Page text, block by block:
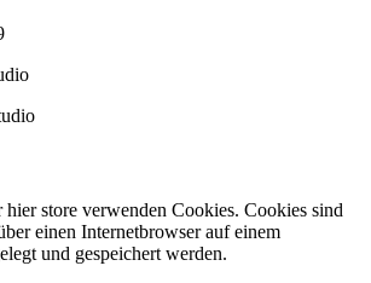
hier store verwenden Cookies. Cookies sind
einen Internetbrowser auf einem
und gespeichert werden.